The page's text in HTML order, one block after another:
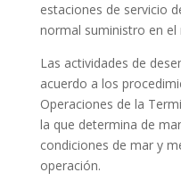
estaciones de servicio
normal suministro en el
Las actividades de
acuerdo a los
Operaciones de la
la que determina de
condiciones de mar y
operación.